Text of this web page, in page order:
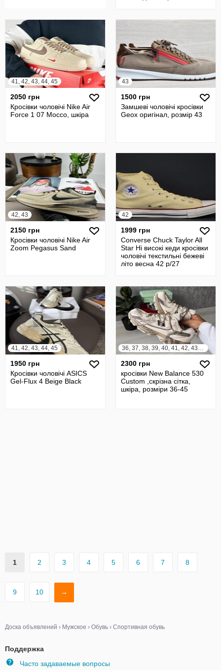
41, 42, 43, 44, 45
2050 грн
Кросівки чоловічі Nike Air
Force 1 07 Mocco, шкіра
43
1500 грн
Замшеві чоловічі кросівки
Geox оригінал, розмір 43
42, 43
2150 грн
Кросівки чоловічі Nike Air
Zoom Pegasus Sand
42
1999 грн
Converse Chuck Taylor All
Star Hi високі кеди кросівки
чоловічі текстильні бежеві
літо весна 42 р/27
41, 42, 43, 44, 45
1950 грн
Кросівки чоловічі ASICS
Gel-Flux 4 Beige Black
36, 37, 38, 39, 40, 41, 42, 43, 44, 45
2300 грн
кросівки New Balance 530
Custom ,скрізна сітка,
шкіра, розміри 36-45
1 2 3 4 5 6 7 8
9 10 →
Доска объявлений › Мужское › Обувь › Спортивная обувь
Поддержка
Часто задаваемые вопросы